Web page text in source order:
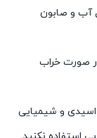
آب و صابون
صورت خراب
اسیدی و شیمیایی